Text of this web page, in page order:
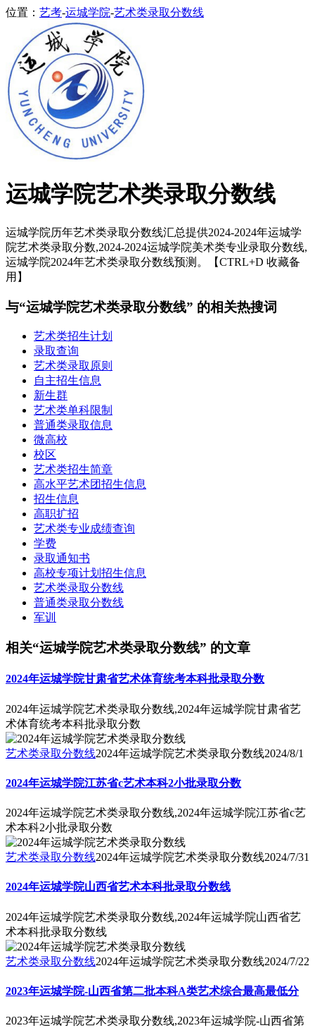
位置： 艺考-运城学院-艺术类录取分数线
运城学院艺术类录取分数线
运城学院历年艺术类录取分数线汇总提供2024-2024年运城学
院艺术类录取分数,2024-2024运城学院美术类专业录取分数线,
运城学院2024年艺术类录取分数线预测。【CTRL+D 收藏备
用】
与“运城学院艺术类录取分数线” 的相关热搜词
艺术类招生计划
录取查询
艺术类录取原则
自主招生信息
新生群
艺术类单科限制
普通类录取信息
微高校
校区
艺术类招生简章
高水平艺术团招生信息
招生信息
高职扩招
艺术类专业成绩查询
学费
录取通知书
高校专项计划招生信息
艺术类录取分数线
普通类录取分数线
军训
相关“运城学院艺术类录取分数线” 的文章
2024年运城学院甘肃省艺术体育统考本科批录取分数
2024年运城学院艺术类录取分数线,2024年运城学院甘肃省艺
术体育统考本科批录取分数
艺术类录取分数线2024年运城学院艺术类录取分数线2024/8/1
2024年运城学院江苏省c艺术本科2小批录取分数
2024年运城学院艺术类录取分数线,2024年运城学院江苏省c艺
术本科2小批录取分数
艺术类录取分数线2024年运城学院艺术类录取分数线2024/7/31
2024年运城学院山西省艺术本科批录取分数线
2024年运城学院艺术类录取分数线,2024年运城学院山西省艺
术本科批录取分数线
艺术类录取分数线2024年运城学院艺术类录取分数线2024/7/22
2023年运城学院-山西省第二批本科A类艺术综合最高最低分
2023年运城学院艺术类录取分数线,2023年运城学院-山西省第